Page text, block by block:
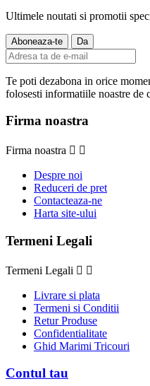
Ultimele noutati si promotii
Te poti dezabona in orice
folosesti informatiile noastre de
Firma noastra
Firma noastra  
Despre noi
Reduceri de pret
Contacteaza-ne
Harta site-ului
Termeni Legali
Termeni Legali  
Livrare si plata
Termeni si Conditii
Retur Produse
Confidentialitate
Ghid Marimi Tricouri
Contul tau